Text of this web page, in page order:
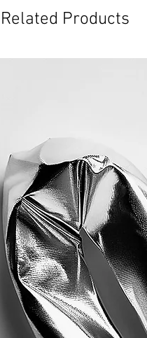
Related Products